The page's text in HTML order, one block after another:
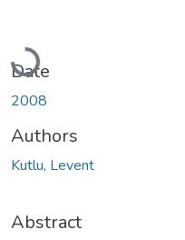
Loading...
Date
2008
Authors
Kutlu, Levent
Abstract